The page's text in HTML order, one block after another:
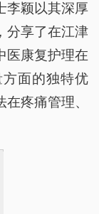
李颖以其深厚
分享了在江津
医康复护理在
面的独特优
疼痛管理、